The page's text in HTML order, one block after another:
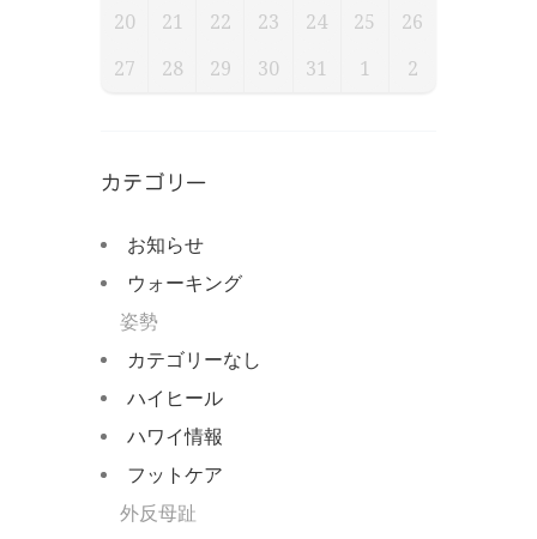
20 21 22 23 24 25 26
27 28 29 30 31 1 2
カテゴリー
お知らせ
ウォーキング
姿勢
カテゴリーなし
ハイヒール
ハワイ情報
フットケア
外反母趾